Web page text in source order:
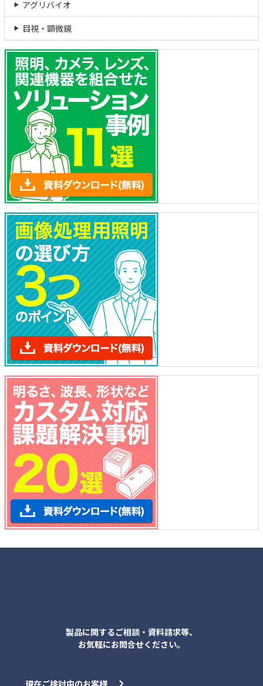
アグリバイオ
目視・顕微鏡
製品に関するご相談・資料請求等、
お気軽にお問合せください。
現在ご検討中のお客様